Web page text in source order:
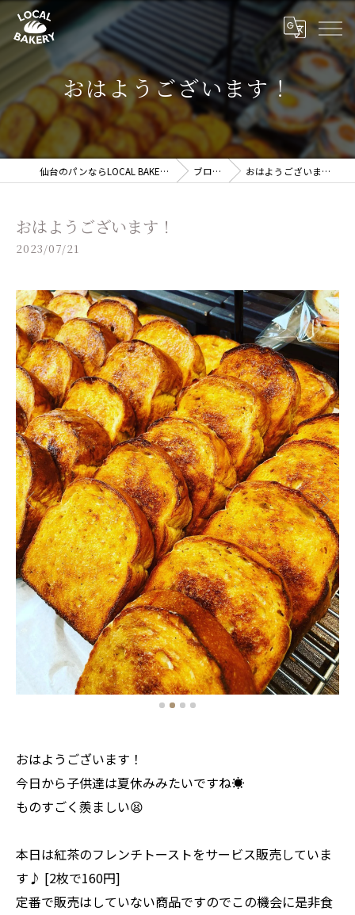
おはようございます！
仙台のパンならLOCAL BAKERY ブログ おはようございます！
おはようございます！
2023/07/21
おはようございます！
今日から子供達は夏休みみたいですね☀️
ものすごく羨ましい😫
本日は紅茶のフレンチトーストをサービス販売していま
す♪ [2枚で160円]
定番で販売はしていない商品ですのでこの機会に是非食